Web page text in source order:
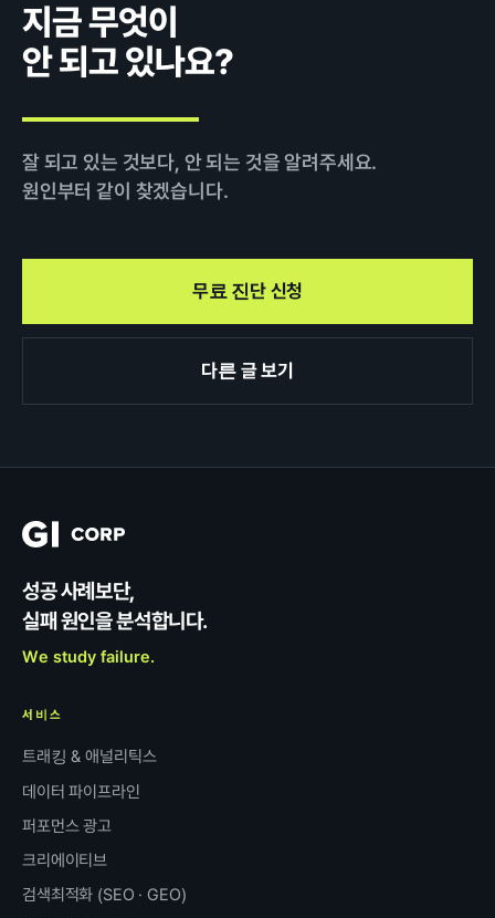
지금 무엇이
안 되고 있나요?
잘 되고 있는 것보다, 안 되는 것을 알려주세요.
원인부터 같이 찾겠습니다.
무료 진단 신청
다른 글 보기
성공 사례보단,
실패 원인을 분석합니다.
We study failure.
서비스
트래킹 & 애널리틱스
데이터 파이프라인
퍼포먼스 광고
크리에이티브
검색최적화 (SEO · GEO)